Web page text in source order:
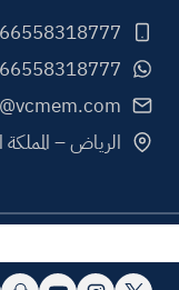
الرياض – المملكة